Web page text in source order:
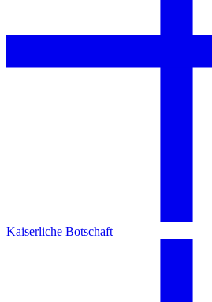
Kaiserliche Botschaft